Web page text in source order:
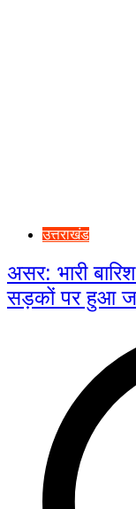
उत्तराखंड
असर: भारी
सड़कों पर हुआ